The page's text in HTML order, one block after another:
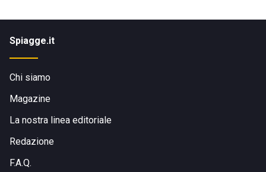
Spiagge.it
Chi siamo
Magazine
La nostra linea editoriale
Redazione
F.A.Q.